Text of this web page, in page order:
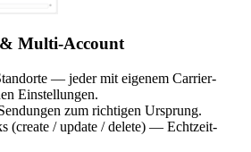
Multi-Account
— jeder mit eigenem Carrier-
Einstellungen.
zum richtigen Ursprung.
(create / update / delete) — Echtzeit-